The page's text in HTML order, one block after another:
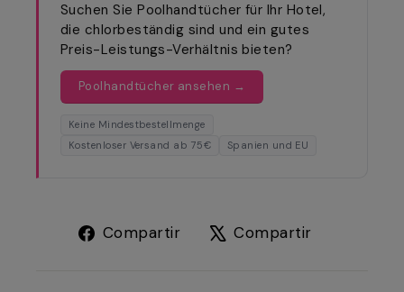
Suchen Sie Poolhandtücher für Ihr Hotel,
die chlorbeständig sind und ein gutes
Preis-Leistungs-Verhältnis bieten?
Poolhandtücher ansehen →
Keine Mindestbestellmenge
Kostenloser Versand ab 75€
Spanien und EU
Compartir
Compartir
Compartir